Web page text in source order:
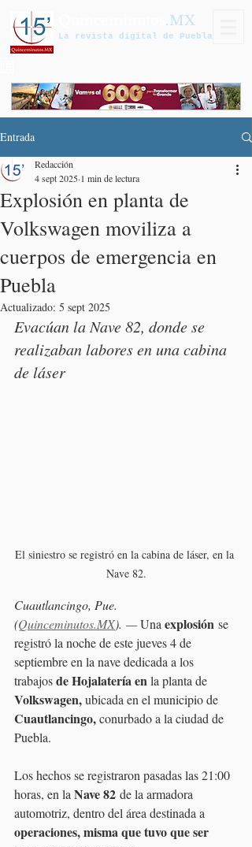
.MX
La revista digital de Puebla
Entrada
Explosión en planta de
Volkswagen moviliza a
cuerpos de emergencia en
Puebla
Redacción
4 sept 2025 1 min de lectura
Actualizado: 5 sept 2025
Evacúan la Nave 82, donde se
realizaban labores en una cabina
de láser
El siniestro se registró en la cabina de láser, en la
Nave 82.
Cuautlancingo, Pue.
(Quinceminutos.MX). — Una explosión se
registró la noche de este jueves 4 de
septiembre en la nave dedicada a los
trabajos de Hojalatería en la planta de
Volkswagen, ubicada en el municipio de
Cuautlancingo, conurbado a la ciudad de
Puebla.
Los hechos se registraron pasadas las 21:00
horas, en la Nave 82 de la armadora
automotriz, dentro del área destinada a
operaciones, misma que tuvo que ser